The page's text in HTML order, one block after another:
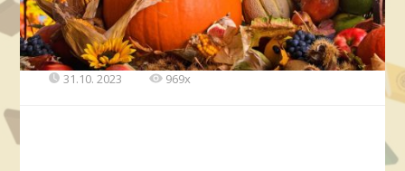
31.10. 2023 969x